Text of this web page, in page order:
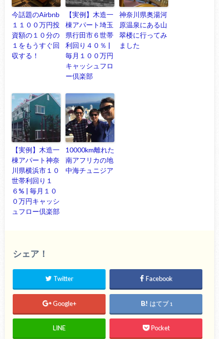
今話題のAirbnb
１１００万円投
資額の１０分の
１をもうすぐ回
収する！
【実例】木造一
棟アパート埼玉
県行田市６世帯
利回り４０％ |
毎月１００万円
キャッシュフロ
ー倶楽部
神奈川県奥湯河
原温泉にある山
翠楼に行ってみ
ました
【実例】木造一
棟アパート神奈
川県横浜市１０
世帯利回り１
６% | 毎月１０
０万円キャッシ
ュフロー倶楽部
10000km離れた
南アフリカの地
中海チュニジア
シェア！
Twitter Facebook
Google+ はてブ 1
LINE Pocket